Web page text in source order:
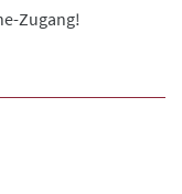
Zugang!